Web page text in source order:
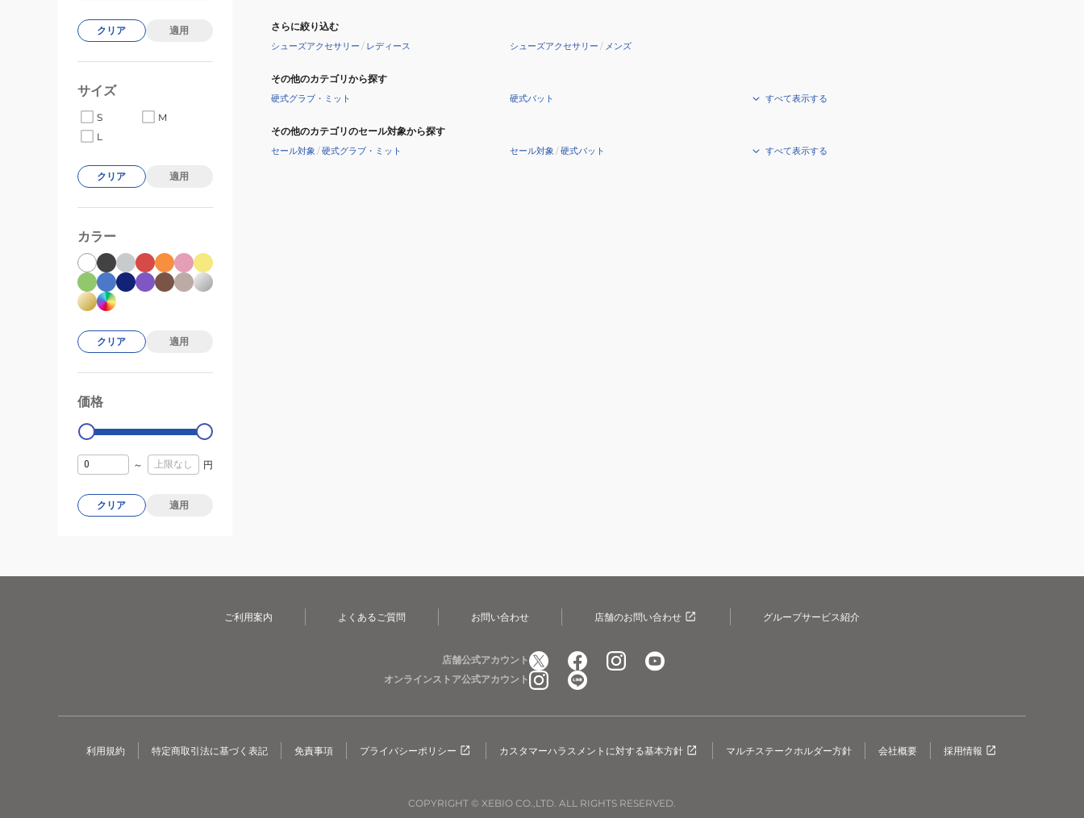
さらに絞り込む
シューズアクセサリー / レディース シューズアクセサリー / メンズ
その他のカテゴリから探す
硬式グラブ・ミット 硬式バット すべて表示する
その他のカテゴリのセール対象から探す
セール対象 /硬式グラブ・ミット セール対象 /硬式バット すべて表示する
クリア 適用
サイズ
S
M
L
クリア 適用
カラー
クリア 適用
価格
0
～ 円
クリア 適用
ご利用案内 よくあるご質問 お問い合わせ 店舗のお問い合わせ グループサービス紹介
店舗公式アカウント
オンラインストア公式アカウント
利用規約 特定商取引法に基づく表記 免責事項 プライバシーポリシー カスタマーハラスメントに対する基本方針 マルチステークホルダー方針 会社概要 採用情報
COPYRIGHT © XEBIO CO.,LTD. ALL RIGHTS RESERVED.